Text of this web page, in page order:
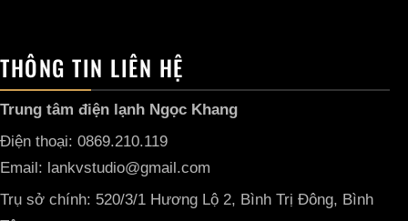
THÔNG TIN LIÊN HỆ
Trung tâm điện lạnh Ngọc Khang
Điện thoại: 0869.210.119
Email: lankvstudio@gmail.com
Trụ sở chính: 520/3/1 Hương Lộ 2, Bình Trị Đông, Bình